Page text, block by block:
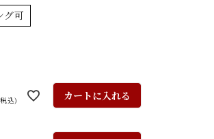
グ可
税込 カートに入れる